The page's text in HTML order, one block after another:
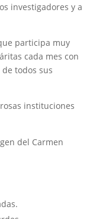
investigadores y a
participa muy
cada mes con
todos sus
instituciones
del Carmen